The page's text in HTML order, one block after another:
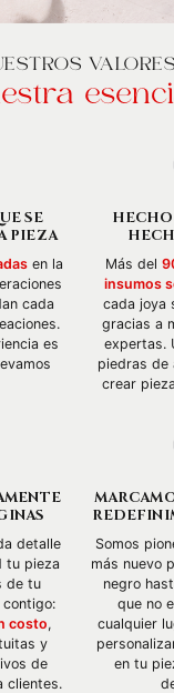
SE
PIEZA
en la
cada
es
Más del
insumos
cada joya
gracias a
expertas.
piedras de
crear
detalle
tu pieza
de tu
costo,
y
de
clientes.
Somos
más nuevo
negro
que no
cualquier
en tu